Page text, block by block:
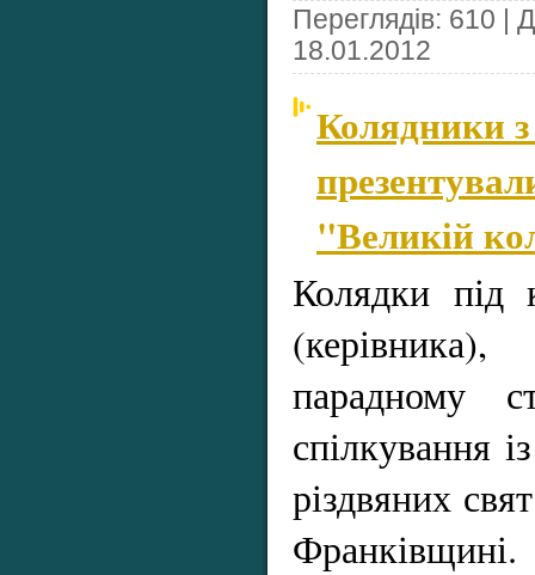
Переглядів: 610 |
18.01.2012
Колядники
"Великій
Колядки під
парадному
спілкування
різдвяних